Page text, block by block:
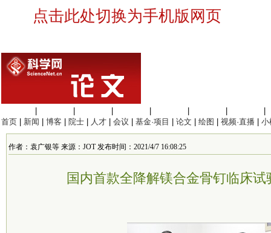
点击此处切换为手机版网页
首页
新闻 博客 院士 人才 会议 基金·项目 论文 绘图 视频·直播 小
作者：袁广银等 来源：JOT 发布时间：2021/4/7 16:08:25
国内首款全降解镁合金骨钉临床试